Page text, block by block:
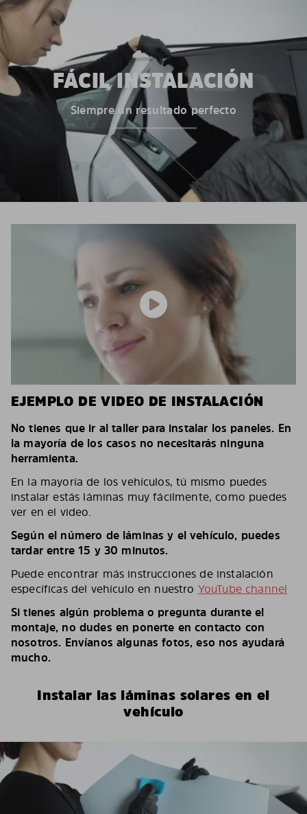
FÁCIL INSTALACIÓN
Siempre un resultado perfecto
EJEMPLO DE VIDEO DE INSTALACIÓN
No tienes que ir al taller para instalar los paneles. En
la mayoría de los casos no necesitarás ninguna
herramienta.
En la mayoría de los vehículos, tú mismo puedes
instalar estás láminas muy fácilmente, como puedes
ver en el video.
Según el número de láminas y el vehículo, puedes
tardar entre 15 y 30 minutos.
Puede encontrar más instrucciones de instalación
específicas del vehículo en nuestro YouTube channel
Si tienes algún problema o pregunta durante el
montaje, no dudes en ponerte en contacto con
nosotros. Envíanos algunas fotos, eso nos ayudará
mucho.
Instalar las láminas solares en el
vehículo